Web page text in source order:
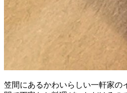
笠間にあるかわいらしい一軒家の